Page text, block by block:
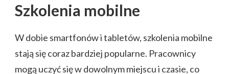
Szkolenia mobilne
W dobie smartfonów i tabletów, szkolenia mobilne
stają się coraz bardziej popularne. Pracownicy
mogą uczyć się w dowolnym miejscu i czasie, co